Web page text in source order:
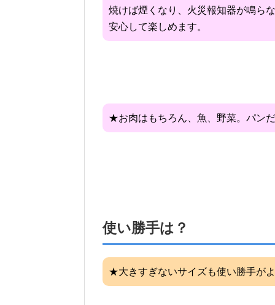
焼けば煙くなり、火災報知器が鳴ら
安心して楽しめます。
★お肉はもちろん、魚、野菜。パンだ
使い勝手は？
★大きすぎないサイズも使い勝手が